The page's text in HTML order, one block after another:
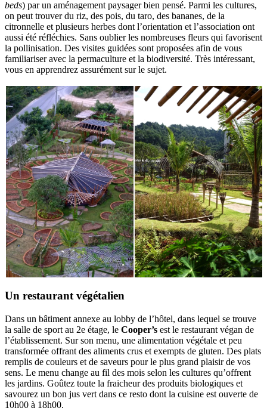
beds) par un aménagement paysager bien pensé. Parmi les cultures,
on peut trouver du riz, des pois, du taro, des bananes, de la
citronnelle et plusieurs herbes dont l’orientation et l’association ont
aussi été réfléchies. Sans oublier les nombreuses fleurs qui favorisent
la pollinisation. Des visites guidées sont proposées afin de vous
familiariser avec la permaculture et la biodiversité. Très intéressant,
vous en apprendrez assurément sur le sujet.
Un restaurant végétalien
Dans un bâtiment annexe au lobby de l’hôtel, dans lequel se trouve
la salle de sport au 2e étage, le Cooper’s est le restaurant végan de
l’établissement. Sur son menu, une alimentation végétale et peu
transformée offrant des aliments crus et exempts de gluten. Des plats
remplis de couleurs et de saveurs pour le plus grand plaisir de vos
sens. Le menu change au fil des mois selon les cultures qu’offrent
les jardins. Goûtez toute la fraicheur des produits biologiques et
savourez un bon jus vert dans ce resto dont la cuisine est ouverte de
10h00 à 18h00.